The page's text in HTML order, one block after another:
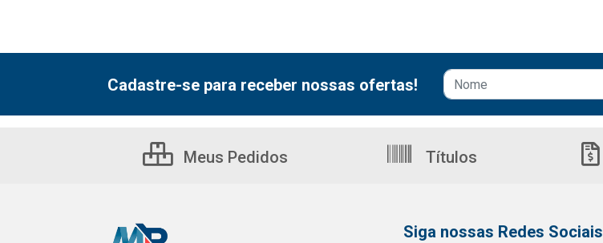
Cadastre-se para receber nossas ofertas!
Meus Pedidos Títulos
Siga nossas Redes Sociais